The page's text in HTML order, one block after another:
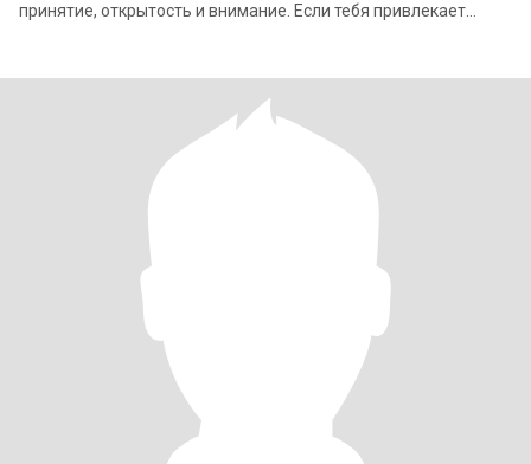
принятие, открытость и внимание. Если тебя привлекает